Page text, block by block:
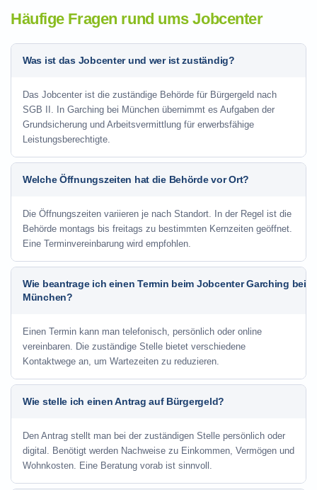
Häufige Fragen rund ums Jobcenter
Was ist das Jobcenter und wer ist zuständig?
Das Jobcenter ist die zuständige Behörde für Bürgergeld nach
SGB II. In Garching bei München übernimmt es Aufgaben der
Grundsicherung und Arbeitsvermittlung für erwerbsfähige
Leistungsberechtigte.
Welche Öffnungszeiten hat die Behörde vor Ort?
Die Öffnungszeiten variieren je nach Standort. In der Regel ist die
Behörde montags bis freitags zu bestimmten Kernzeiten geöffnet.
Eine Terminvereinbarung wird empfohlen.
Wie beantrage ich einen Termin beim Jobcenter Garching bei
München?
Einen Termin kann man telefonisch, persönlich oder online
vereinbaren. Die zuständige Stelle bietet verschiedene
Kontaktwege an, um Wartezeiten zu reduzieren.
Wie stelle ich einen Antrag auf Bürgergeld?
Den Antrag stellt man bei der zuständigen Stelle persönlich oder
digital. Benötigt werden Nachweise zu Einkommen, Vermögen und
Wohnkosten. Eine Beratung vorab ist sinnvoll.